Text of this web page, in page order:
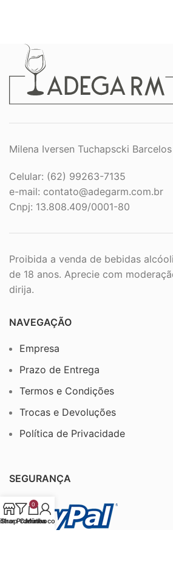
Milena Iversen Tuchapscki Barcelos
Celular: (62) 99263-7135
e-mail: contato@adegarm.com.br
Cnpj: 13.808.409/0001-80
Proibida a venda de bebidas
de 18 anos. Aprecie com
dirija.
NAVEGAÇÃO
Empresa
Prazo de Entrega
Termos e Condições
Trocas e Devoluções
Política de Privacidade
SEGURANÇA
ShopProdutos
0
Carrinho
Minha conta